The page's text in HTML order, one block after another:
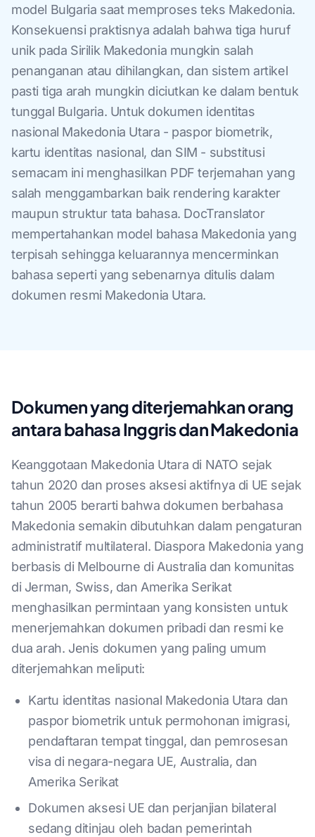
model Bulgaria saat memproses teks Makedonia.
Konsekuensi praktisnya adalah bahwa tiga huruf
unik pada Sirilik Makedonia mungkin salah
penanganan atau dihilangkan, dan sistem artikel
pasti tiga arah mungkin diciutkan ke dalam bentuk
tunggal Bulgaria. Untuk dokumen identitas
nasional Makedonia Utara - paspor biometrik,
kartu identitas nasional, dan SIM - substitusi
semacam ini menghasilkan PDF terjemahan yang
salah menggambarkan baik rendering karakter
maupun struktur tata bahasa. DocTranslator
mempertahankan model bahasa Makedonia yang
terpisah sehingga keluarannya mencerminkan
bahasa seperti yang sebenarnya ditulis dalam
dokumen resmi Makedonia Utara.
Dokumen yang diterjemahkan orang
antara bahasa Inggris dan Makedonia
Keanggotaan Makedonia Utara di NATO sejak
tahun 2020 dan proses aksesi aktifnya di UE sejak
tahun 2005 berarti bahwa dokumen berbahasa
Makedonia semakin dibutuhkan dalam pengaturan
administratif multilateral. Diaspora Makedonia yang
berbasis di Melbourne di Australia dan komunitas
di Jerman, Swiss, dan Amerika Serikat
menghasilkan permintaan yang konsisten untuk
menerjemahkan dokumen pribadi dan resmi ke
dua arah. Jenis dokumen yang paling umum
diterjemahkan meliputi:
Kartu identitas nasional Makedonia Utara dan
paspor biometrik untuk permohonan imigrasi,
pendaftaran tempat tinggal, dan pemrosesan
visa di negara-negara UE, Australia, dan
Amerika Serikat
Dokumen aksesi UE dan perjanjian bilateral
sedang ditinjau oleh badan pemerintah